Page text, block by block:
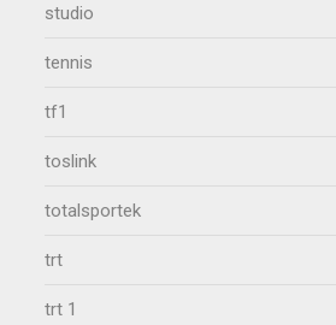
studio
tennis
tf1
toslink
totalsportek
trt
trt 1